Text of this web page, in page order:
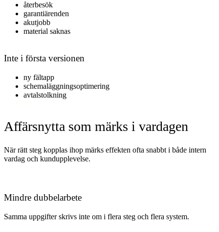
återbesök
garantiärenden
akutjobb
material saknas
Inte i första versionen
ny fältapp
schemaläggningsoptimering
avtalstolkning
Affärsnytta som märks i vardagen
När rätt steg kopplas ihop märks effekten ofta snabbt i både intern
vardag och kundupplevelse.
Mindre dubbelarbete
Samma uppgifter skrivs inte om i flera steg och flera system.